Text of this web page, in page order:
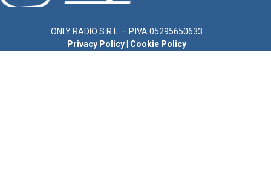
ONLY RADIO S.R.L. – P.IVA 05295650633
Privacy Policy
Cookie Policy